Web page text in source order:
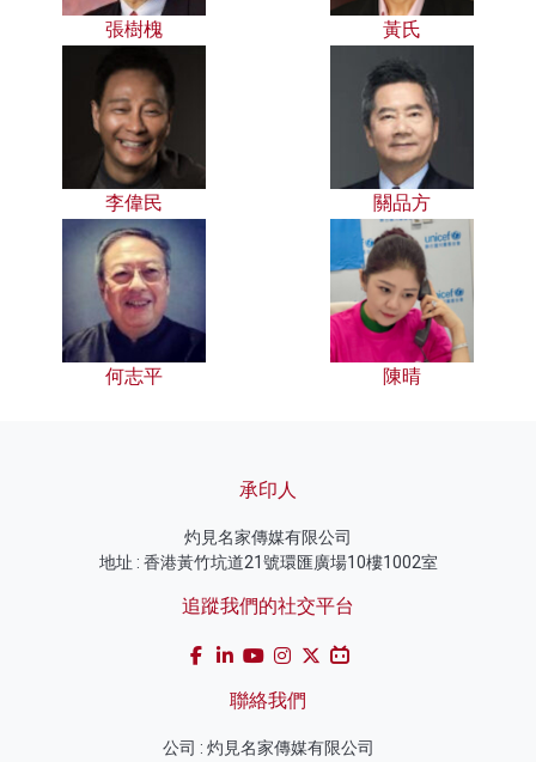
張樹槐 黃氏
李偉民 關品方
何志平 陳晴
承印人
灼見名家傳媒有限公司
地址 : 香港黃竹坑道21號環匯廣場10樓1002室
追蹤我們的社交平台
聯絡我們
公司 : 灼見名家傳媒有限公司